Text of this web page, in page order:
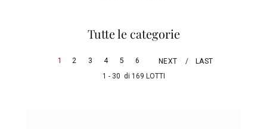
Tutte le categorie
1 - 30 di 169 LOTTI
1 2 3 4 5 6 NEXT LAST